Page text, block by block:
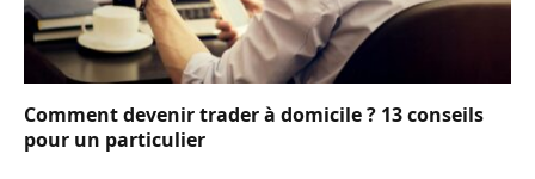
Comment devenir trader à domicile ? 13 conseils
pour un particulier